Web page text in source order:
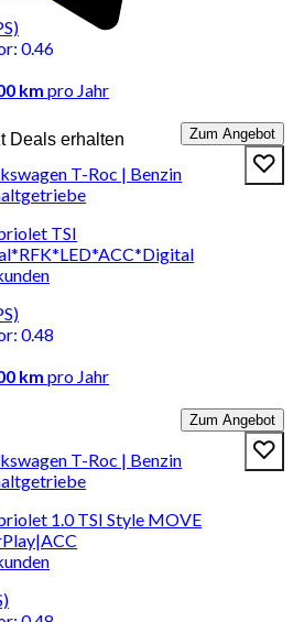
Deals erhalten
: 0.46
km pro Jahr
Zum Angebot
T-Roc | Benzin
TSI
: 0.48
km pro Jahr
Zum Angebot
T-Roc | Benzin
1.0 TSI Style MOVE